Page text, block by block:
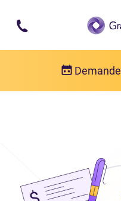
Passer au